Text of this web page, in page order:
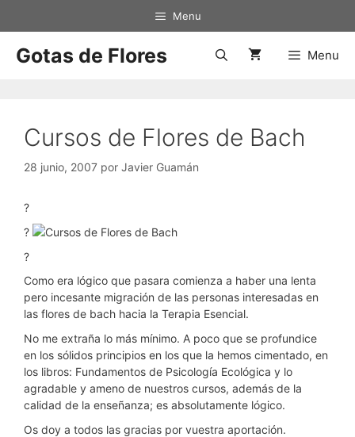
Menu
Gotas de Flores Menu
Cursos de Flores de Bach
28 junio, 2007 por Javier Guamán
?
?
?
Como era lógico que pasara comienza a haber una lenta
pero incesante migración de las personas interesadas en
las flores de bach hacia la Terapia Esencial.
No me extraña lo más mínimo. A poco que se profundice
en los sólidos principios en los que la hemos cimentado, en
los libros: Fundamentos de Psicología Ecológica y lo
agradable y ameno de nuestros cursos, además de la
calidad de la enseñanza; es absolutamente lógico.
Os doy a todos las gracias por vuestra aportación.